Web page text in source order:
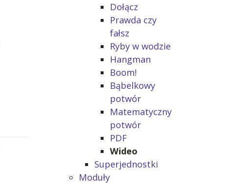
Dołącz
Prawda czy
fałsz
Ryby w wodzie
Hangman
Boom!
Bąbelkowy
potwór
Matematyczny
potwór
PDF
Wideo
Superjednostki
Moduły